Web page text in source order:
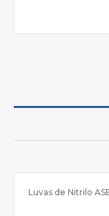
Luvas de Nitrilo